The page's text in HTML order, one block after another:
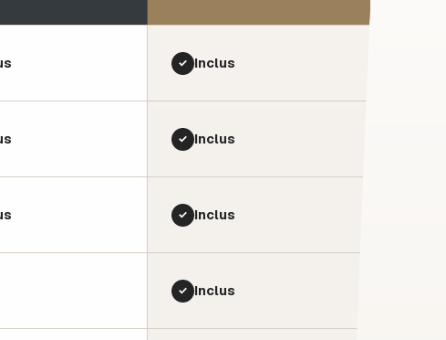
✓ Inclus
✓ Inclus
✓ Inclus
✓ Inclus